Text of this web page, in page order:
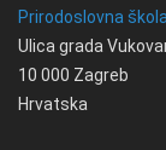
Prirodoslovna
Ulica grada
10 000 Zagreb
Hrvatska